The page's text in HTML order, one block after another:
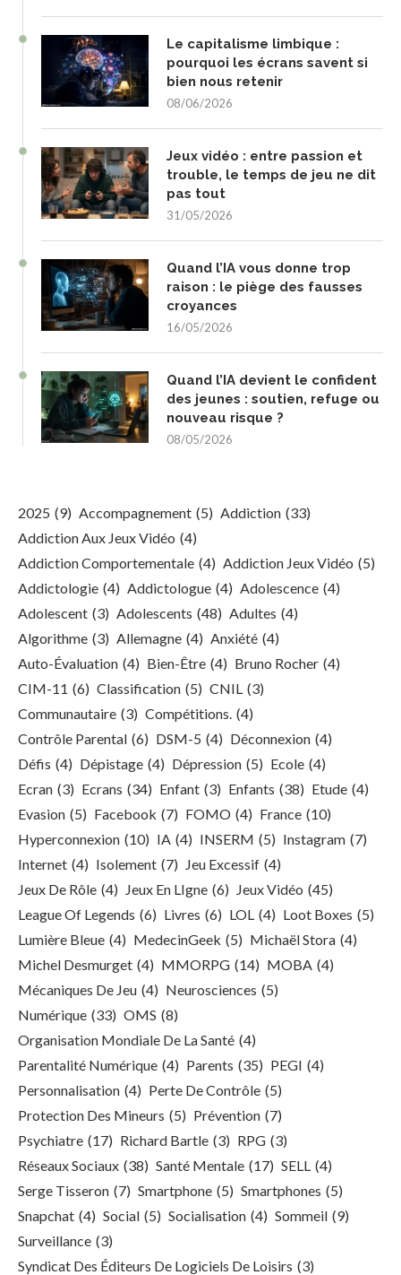
Le capitalisme limbique :
pourquoi les écrans savent si
bien nous retenir
08/06/2026
Jeux vidéo : entre passion et
trouble, le temps de jeu ne dit
pas tout
31/05/2026
Quand l’IA vous donne trop
raison : le piège des fausses
croyances
16/05/2026
Quand l’IA devient le confident
des jeunes : soutien, refuge ou
nouveau risque ?
08/05/2026
2025 (9) Accompagnement (5) Addiction (33)
Addiction Aux Jeux Vidéo (4)
Addiction Comportementale (4) Addiction Jeux Vidéo (5)
Addictologie (4) Addictologue (4) Adolescence (4)
Adolescent (3) Adolescents (48) Adultes (4)
Algorithme (3) Allemagne (4) Anxiété (4)
Auto-Évaluation (4) Bien-Être (4) Bruno Rocher (4)
CIM-11 (6) Classification (5) CNIL (3)
Communautaire (3) Compétitions. (4)
Contrôle Parental (6) DSM-5 (4) Déconnexion (4)
Défis (4) Dépistage (4) Dépression (5) Ecole (4)
Ecran (3) Ecrans (34) Enfant (3) Enfants (38) Etude (4)
Evasion (5) Facebook (7) FOMO (4) France (10)
Hyperconnexion (10) IA (4) INSERM (5) Instagram (7)
Internet (4) Isolement (7) Jeu Excessif (4)
Jeux De Rôle (4) Jeux En LIgne (6) Jeux Vidéo (45)
League Of Legends (6) Livres (6) LOL (4) Loot Boxes (5)
Lumière Bleue (4) MedecinGeek (5) Michaël Stora (4)
Michel Desmurget (4) MMORPG (14) MOBA (4)
Mécaniques De Jeu (4) Neurosciences (5)
Numérique (33) OMS (8)
Organisation Mondiale De La Santé (4)
Parentalité Numérique (4) Parents (35) PEGI (4)
Personnalisation (4) Perte De Contrôle (5)
Protection Des Mineurs (5) Prévention (7)
Psychiatre (17) Richard Bartle (3) RPG (3)
Réseaux Sociaux (38) Santé Mentale (17) SELL (4)
Serge Tisseron (7) Smartphone (5) Smartphones (5)
Snapchat (4) Social (5) Socialisation (4) Sommeil (9)
Surveillance (3)
Syndicat Des Éditeurs De Logiciels De Loisirs (3)